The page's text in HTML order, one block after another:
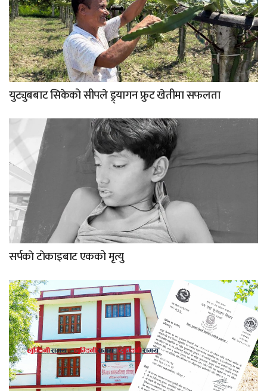
युट्युबबाट सिकेको सीपले ड्र्यागन फ्रुट खेतीमा सफलता
सर्पकाे टाेकाइबाट एकको मृत्यु